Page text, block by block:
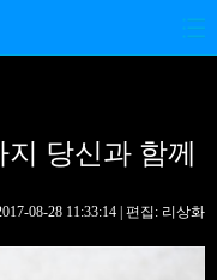
포토
문화
당신과 함께
08-28 11:33:14 | 편집: 리상화